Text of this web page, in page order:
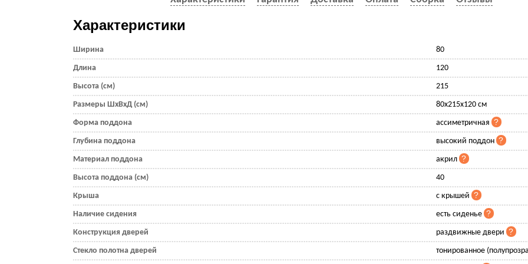
Характеристики
Ширина 80
Длина 120
Высота (см) 215
Размеры ШхВхД (см) 80x215x120 см
Форма поддона ассиметричная
Глубина поддона высокий поддон
Материал поддона акрил
Высота поддона (см) 40
Крыша с крышей
Наличие сидения есть сиденье
Конструкция дверей раздвижные двери
Стекло полотна дверей тонированное